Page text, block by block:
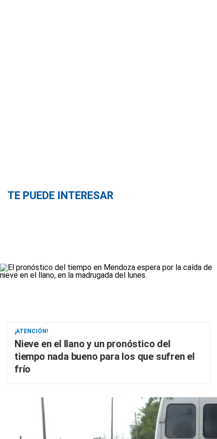
TE PUEDE INTERESAR
¡ATENCIÓN!
Nieve en el llano y un pronóstico del
tiempo nada bueno para los que sufren el
frío